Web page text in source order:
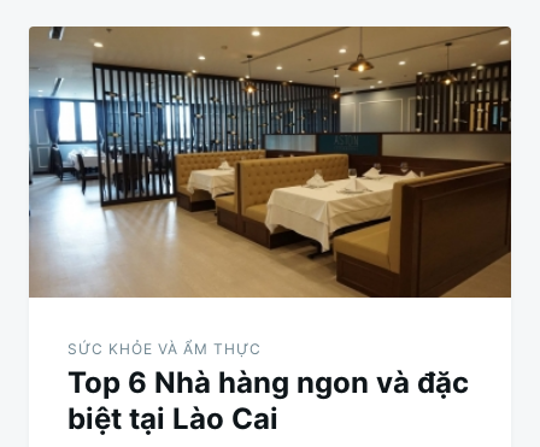
SỨC KHỎE VÀ ẨM THỰC
Top 6 Nhà hàng ngon và đặc
biệt tại Lào Cai